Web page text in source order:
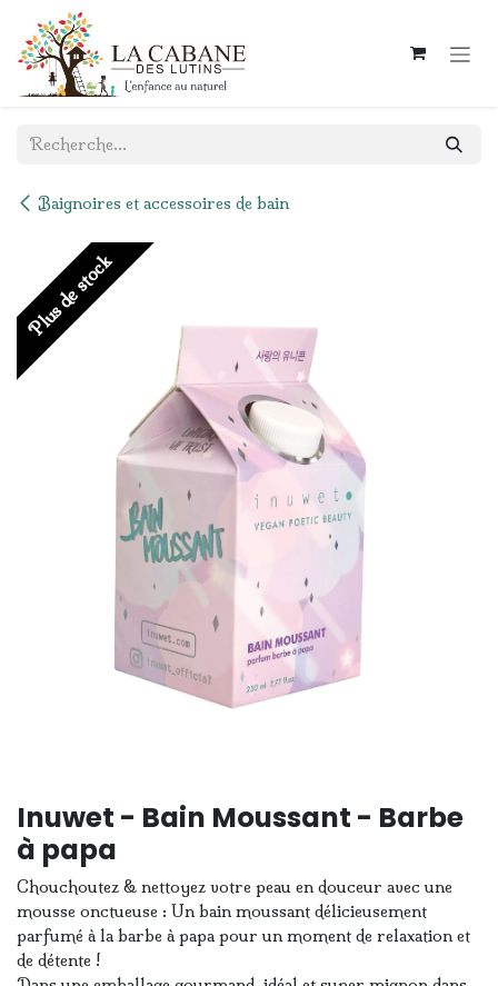
Se rendre au contenu
Baignoires et accessoires de bain
Plus de stock
Inuwet - Bain Moussant - Barbe
à papa
Chouchoutez & nettoyez votre peau en douceur avec une
mousse onctueuse : Un bain moussant délicieusement
parfumé à la barbe à papa pour un moment de relaxation et
de détente !